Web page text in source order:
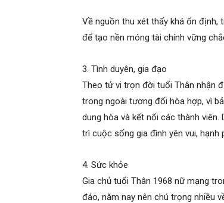
Về nguồn thu xét thấy khá ổn định,
để tạo nền móng tài chính vững
3. Tình duyên, gia đạo
Theo tử vi trọn đời tuổi Thân nhận
trong ngoài tương đối hòa hợp, vì
dung hòa và kết nối các thành viên.
trì cuộc sống gia đình yên vui, hạnh
4. Sức khỏe
Gia chủ tuổi Thân 1968 nữ mạng
đáo, năm nay nên chú trọng nhiều